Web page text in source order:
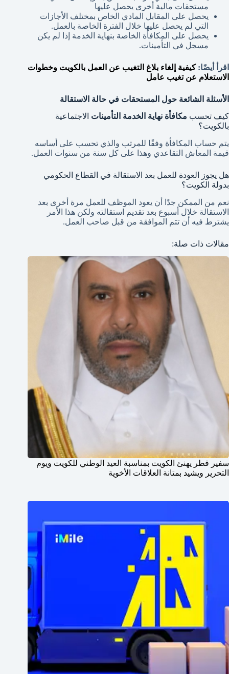
مستحقات مالية أخرى يحصل عليها
يحصل على المقابل المادي الخاص بمختلف الأجازات
التي لم يحصل عليها خلال الفترة الخاصة بالعمل.
يحصل على المكافأة الخاصة بنهاية الخدمة إذا لم يكن
مسجل في التأمينات.
اقرأ أيضًا:كيفية إلغاء بلاغ التغيب عن العمل بالكويت وخطوات
الاستعلام عن تغيب عامل
الأسئلة الشائعة حول المستحقات في حالة الاستقالة
كيف تحسب مكافأة نهاية الخدمة التأمينات الاجتماعية
بالكويت؟
يتم حساب المكافأة وفقًا للمرتب والذي تحسب على أساسه
قيمة المعاش التقاعدي وهذا على كل سنة من سنوات العمل.
هل يجوز العودة للعمل بعد الاستقالة في القطاع الحكومي
بدولة الكويت؟
نعم من الممكن جدًا أن يعود الموظف للعمل مرة أخرى بعد
الاستقالة خلال أسبوع بعد تقديم استقالته ولكن هذا الأمر
يشترط فيه أن تتم الموافقة من قبل صاحب العمل.
مقالات ذات صلة:
سفير قطر يهنئ الكويت بمناسبة العيد الوطني للكويت ويوم
التحرير ويشيد بمتانة العلاقات الأخوية